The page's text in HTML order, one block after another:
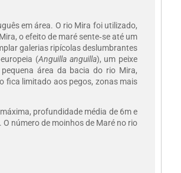
em área. O rio Mira foi utilizado,
o efeito de maré sente‑se até um
galerias ripícolas deslumbrantes
(Anguilla anguilla), um peixe
área da bacia do rio Mira,
fica limitado aos pegos, zonas mais
profundidade média de 6m e
número de moinhos de Maré no rio